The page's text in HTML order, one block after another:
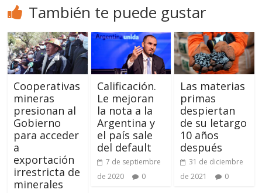
También te puede gustar
Cooperativas
mineras
presionan al
Gobierno
para acceder
a
exportación
irrestricta de
minerales
Calificación.
Le mejoran
la nota a la
Argentina y
el país sale
del default
7 de septiembre
de 2020
0
Las materias
primas
despiertan
de su letargo
10 años
después
31 de diciembre
de 2021
0